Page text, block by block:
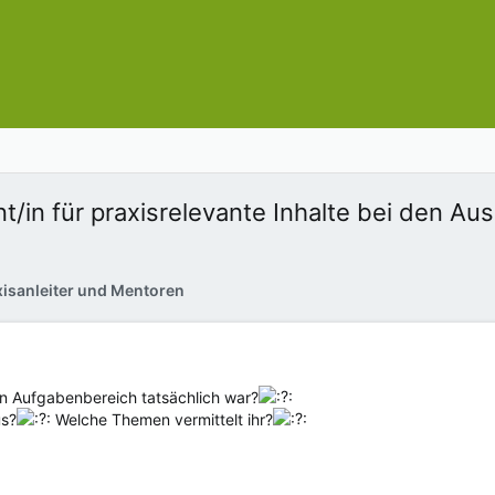
in für praxisrelevante Inhalte bei den
und Mentoren
Aufgabenbereich tatsächlich war?
Welche Themen vermittelt ihr?